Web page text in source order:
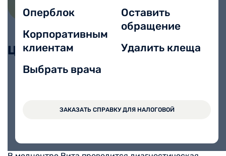
Оперблок
Корпоративным
клиентам
Выбрать врача
Оставить
обращение
Удалить клеща
ЗАКАЗАТЬ СПРАВКУ ДЛЯ НАЛОГОВОЙ
Цены